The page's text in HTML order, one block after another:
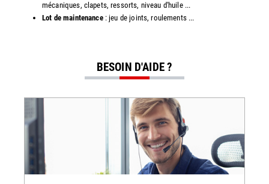
mécaniques, clapets, ressorts, niveau d'huile ...
Lot de maintenance: jeu de joints, roulements ...
BESOIN D'AIDE ?